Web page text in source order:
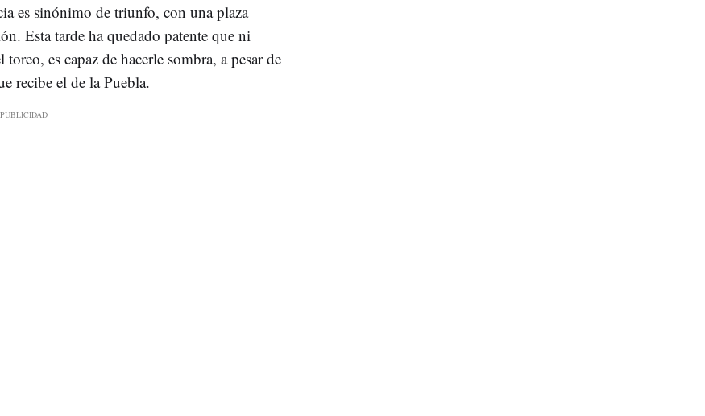
es sinónimo de triunfo, con una plaza
Esta tarde ha quedado patente que ni
es capaz de hacerle sombra, a pesar de
recibe el de la Puebla.